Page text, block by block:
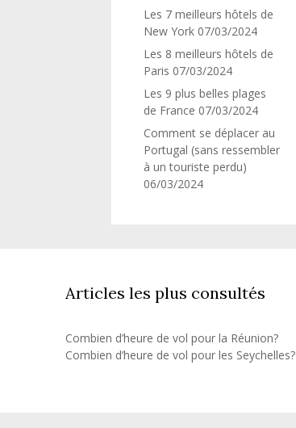
Les 7 meilleurs hôtels de
New York 07/03/2024
Les 8 meilleurs hôtels de
Paris 07/03/2024
Les 9 plus belles plages
de France 07/03/2024
Comment se déplacer au
Portugal (sans ressembler
à un touriste perdu)
06/03/2024
Articles les plus consultés
Combien d’heure de vol pour la Réunion?
Combien d’heure de vol pour les Seychelles?